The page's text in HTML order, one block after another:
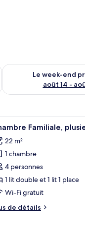
août 7 - août 9
Le week-end
août 14 -
Vérifier la disponibilité
lits | Bureau, espace de
:
10 Familiale,
22 m²
1 chambre
4 personnes
1 lit double et 1 lit 1 place
Wi-Fi gratuit
de détails